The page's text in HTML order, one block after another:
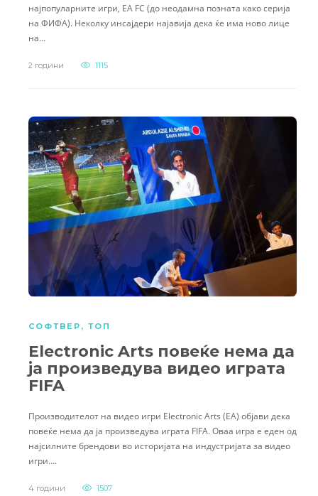
најпопуларните игри, EA FC (до неодамна позната како серија
на ФИФА). Неколку инсајдери најавија дека ќе има ново лице
на…
2 години 1115
СОФТВЕР , ТОП
Electronic Arts повеќе нема да
ја произведува видео играта
FIFA
Производителот на видео игри Electronic Arts (EA) објави дека
повеќе нема да ја произведува играта FIFA. Оваа игра е еден од
најсилните брендови во историјата на индустријата за видео
игри….
4 години 1507